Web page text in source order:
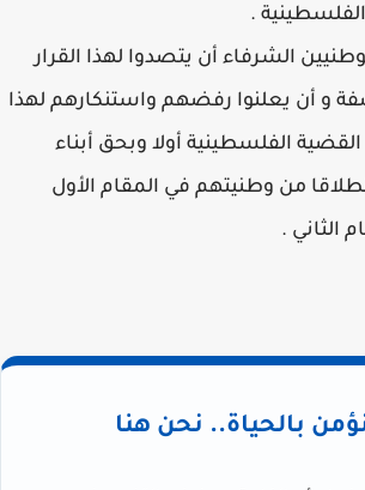
.
الشرفاء أن يتصدوا لهذا القرار
و أن يعلنوا رفضهم واستنكارهم لهذا
الفلسطينية أولا وبحق أبناء
من وطنيتهم في المقام الأول
الثاني .
نؤمن بالحياة.. نحن هنا